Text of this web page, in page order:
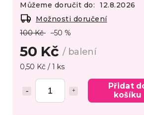
100 Kč –50 %
50 Kč/ balení
0,50 Kč / 1 ks
Přidat
košíku
Můžeme doručit do:
12.8.2026
Možnosti doručení